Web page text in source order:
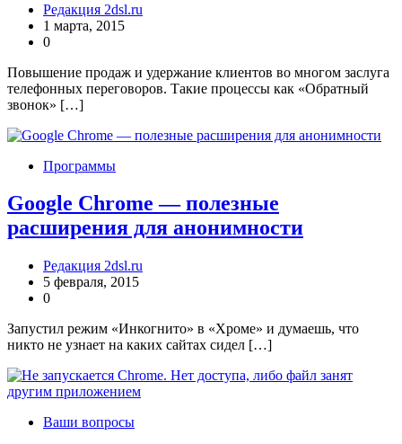
Редакция 2dsl.ru
1 марта, 2015
0
Повышение продаж и удержание клиентов во многом заслуга
телефонных переговоров. Такие процессы как «Обратный
звонок» […]
Программы
Google Chrome — полезные
расширения для анонимности
Редакция 2dsl.ru
5 февраля, 2015
0
Запустил режим «Инкогнито» в «Хроме» и думаешь, что
никто не узнает на каких сайтах сидел […]
Ваши вопросы